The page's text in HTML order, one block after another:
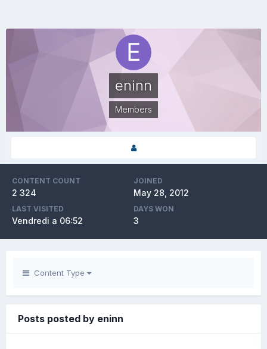
eninn
Members
CONTENT COUNT
2 324
JOINED
May 28, 2012
LAST VISITED
Vendredi a 06:52
DAYS WON
3
Content Type
Posts posted by eninn